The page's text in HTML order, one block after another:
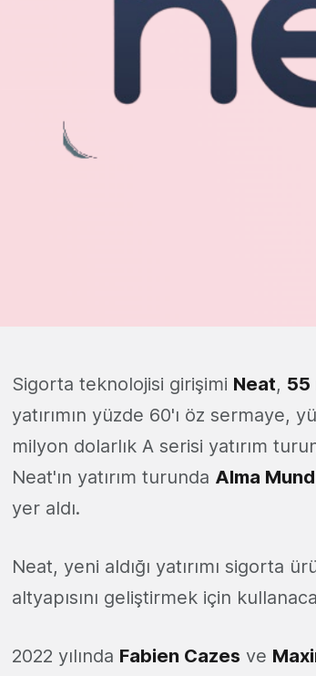
Sigorta teknolojisi girişimi Neat, 55
yatırımın yüzde 60'ı öz sermaye,
milyon dolarlık A serisi yatırım
Neat'ın yatırım turunda Alma
yer aldı.
Neat, yeni aldığı yatırımı sigorta
altyapısını geliştirmek için
2022 yılında Fabien Cazes ve